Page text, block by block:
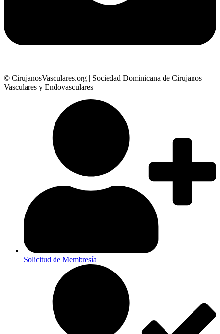
© CirujanosVasculares.org | Sociedad Dominicana de Cirujanos
Vasculares y Endovasculares
Solicitud de Membresía